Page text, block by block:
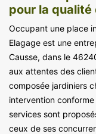
pour la
Occupant une place
Elagage est une
Causse, dans le
aux attentes des
composée jardiniers
intervention
services sont
ceux de ses